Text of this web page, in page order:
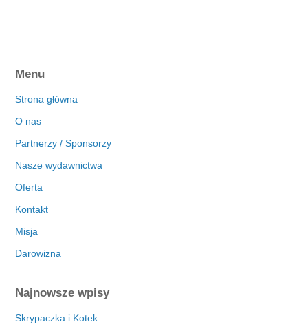
Menu
Strona główna
O nas
Partnerzy / Sponsorzy
Nasze wydawnictwa
Oferta
Kontakt
Misja
Darowizna
Najnowsze wpisy
Skrypaczka i Kotek